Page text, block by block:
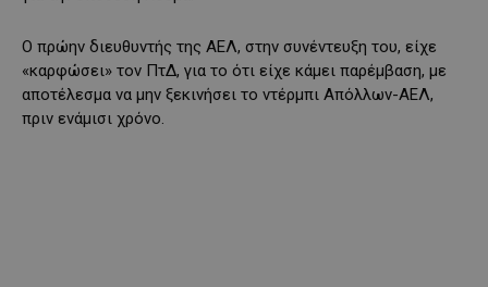
Ο πρώην διευθυντής της ΑΕΛ, στην συνέντευξη του, είχε
«καρφώσει» τον ΠτΔ, για το ότι είχε κάμει παρέμβαση, με
αποτέλεσμα να μην ξεκινήσει το ντέρμπι Απόλλων-ΑΕΛ,
πριν ενάμισι χρόνο.